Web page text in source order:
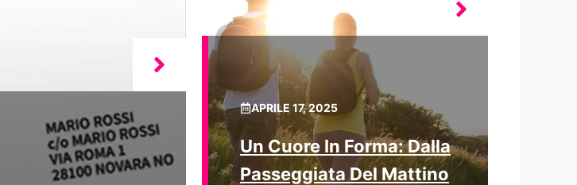
APRILE 17, 2025
Un Cuore In Forma: Dalla
Passeggiata Del Mattino